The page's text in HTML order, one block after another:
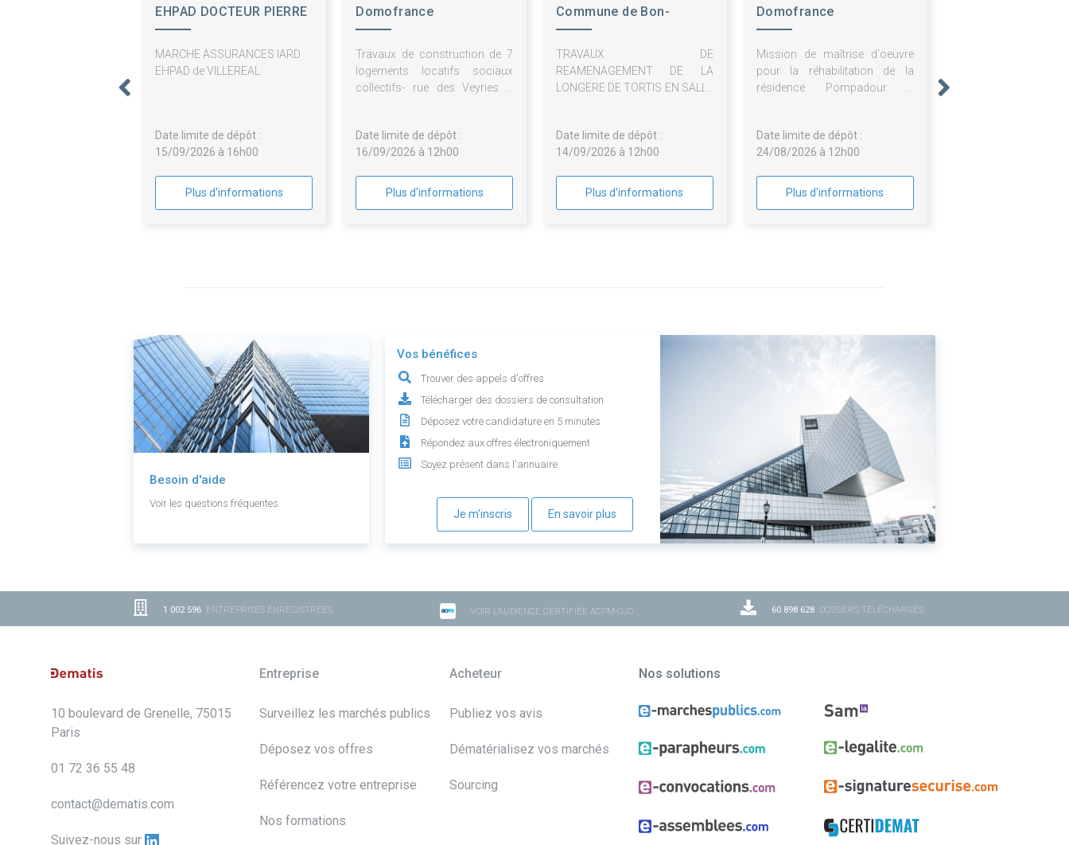
EHPAD DOCTEUR PIERRE
MARCHE ASSURANCES IARD
EHPAD de VILLEREAL
Date limite de dépôt :
15/09/2026 à 16h00
Plus d'informations
Domofrance
Travaux de construction de 7
logements locatifs sociaux
collectifs- rue des Veyries à
Date limite de dépôt :
16/09/2026 à 12h00
Plus d'informations
Commune de Bon-
TRAVAUX DE
REAMENAGEMENT DE LA
LONGERE DE TORTIS EN SALLE
Date limite de dépôt :
14/09/2026 à 12h00
Plus d'informations
Domofrance
Mission de maîtrise d'oeuvre
pour la réhabilitation de la
résidence Pompadour à
Date limite de dépôt :
24/08/2026 à 12h00
Plus d'informations
Besoin d'aide
Voir les questions fréquentes.
Vos bénéfices
Trouver des appels d'offres
Télécharger des dossiers de consultation
Déposez votre candidature en 5 minutes
Répondez aux offres électroniquement
Soyez présent dans l'annuaire
Je m'inscris En savoir plus
1 002 596 ENTREPRISES ENREGISTRÉES VOIR L'AUDIENCE CERTIFIÉE ACPM-OJD 60 898 628 DOSSIERS TÉLÉCHARGÉS
10 boulevard de Grenelle, 75015
Paris
01 72 36 55 48
contact@dematis.com
Suivez-nous sur
Entreprise
Surveillez les marchés publics
Déposez vos offres
Référencez votre entreprise
Nos formations
Acheteur
Publiez vos avis
Dématérialisez vos marchés
Sourcing
Nos solutions